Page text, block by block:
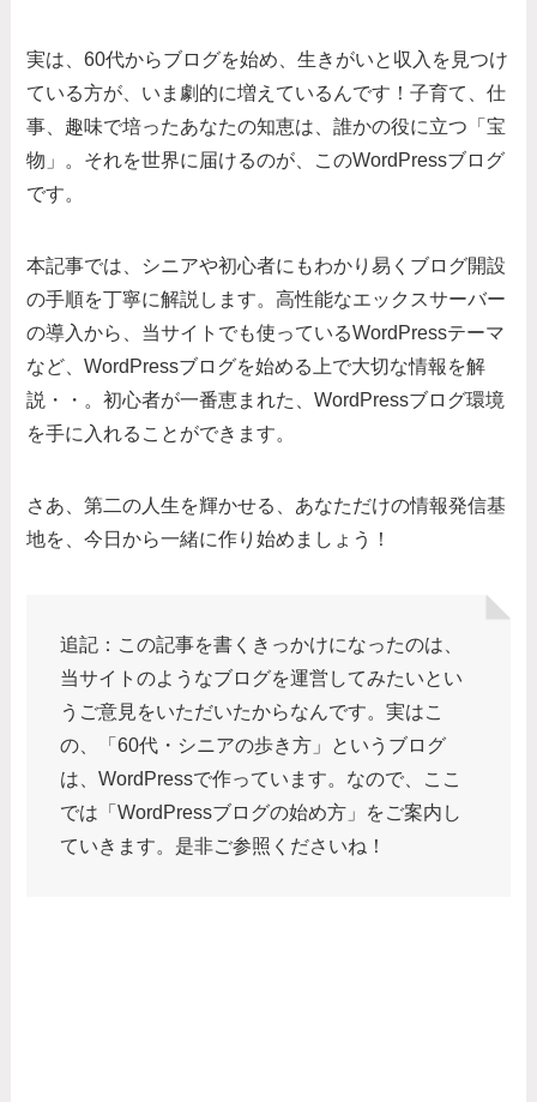
実は、60代からブログを始め、生きがいと収入を見つけ
ている方が、いま劇的に増えているんです！子育て、仕
事、趣味で培ったあなたの知恵は、誰かの役に立つ「宝
物」。それを世界に届けるのが、このWordPressブログ
です。
本記事では、シニアや初心者にもわかり易くブログ開設
の手順を丁寧に解説します。高性能なエックスサーバー
の導入から、当サイトでも使っているWordPressテーマ
など、WordPressブログを始める上で大切な情報を解
説・・。初心者が一番恵まれた、WordPressブログ環境
を手に入れることができます。
さあ、第二の人生を輝かせる、あなただけの情報発信基
地を、今日から一緒に作り始めましょう！
追記：この記事を書くきっかけになったのは、
当サイトのようなブログを運営してみたいとい
うご意見をいただいたからなんです。実はこ
の、「60代・シニアの歩き方」というブログ
は、WordPressで作っています。なので、ここ
では「WordPressブログの始め方」をご案内し
ていきます。是非ご参照くださいね！